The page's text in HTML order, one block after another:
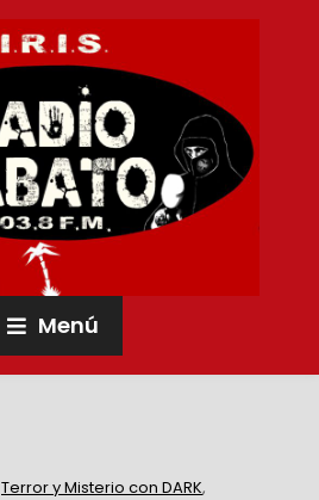
Menú
Terror y Misterio con DARK,